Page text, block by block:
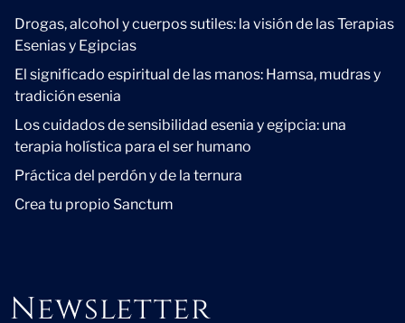
Drogas, alcohol y cuerpos sutiles: la visión de las Terapias
Esenias y Egipcias
El significado espiritual de las manos: Hamsa, mudras y
tradición esenia
Los cuidados de sensibilidad esenia y egipcia: una
terapia holística para el ser humano
Práctica del perdón y de la ternura
Crea tu propio Sanctum
Newsletter